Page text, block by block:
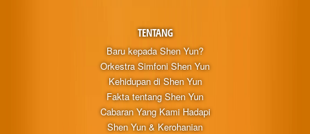
TENTANG
Baru kepada Shen Yun?
Orkestra Simfoni Shen Yun
Kehidupan di Shen Yun
Fakta tentang Shen Yun
Cabaran Yang Kami Hadapi
Shen Yun & Kerohanian